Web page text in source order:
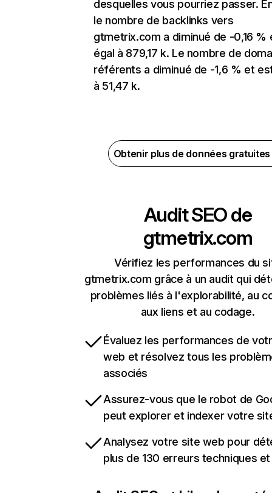
desquelles vous pourriez passer.
le nombre de backlinks vers
gtmetrix.com a diminué de -0,16 %
égal à 879,17 k. Le nombre de
référents a diminué de -1,6 % et
à 51,47 k.
Obtenir plus de données
Audit SEO de
gtmetrix.com
Vérifiez les performances du
gtmetrix.com grâce à un audit qui
problèmes liés à l'explorabilité, au
aux liens et au codage.
Évaluez les performances de
web et résolvez tous les
associés
Assurez-vous que le robot de
peut explorer et indexer votre
Analysez votre site web pour
plus de 130 erreurs techniques et